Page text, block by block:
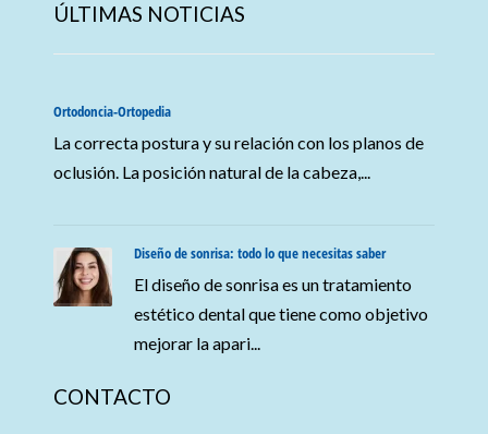
ÚLTIMAS NOTICIAS
Ortodoncia-Ortopedia
La correcta postura y su relación con los planos de
oclusión. La posición natural de la cabeza,...
Diseño de sonrisa: todo lo que necesitas saber
El diseño de sonrisa es un tratamiento
estético dental que tiene como objetivo
mejorar la apari...
CONTACTO